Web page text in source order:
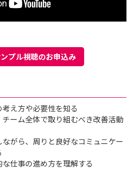
プル視聴のお申込み
え方や必要性を知る
ーム全体で取り組むべき改善活動
がら、周りと良好なコミュニケー
仕事の進め方を理解する